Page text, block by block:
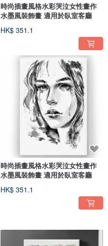
時尚插畫風格水彩哭泣女性畫作
水墨風裝飾畫 適用於臥室客廳
HK$ 351.1
時尚插畫風格水彩哭泣女性畫作
水墨風裝飾畫 適用於臥室客廳
HK$ 351.1